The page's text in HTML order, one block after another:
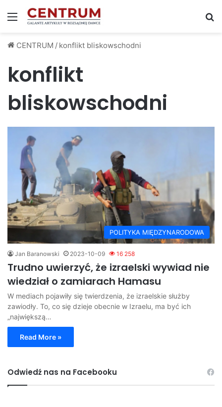
Menu
CENTRUM / konflikt bliskowschodni
konflikt
bliskowschodni
POLITYKA MIĘDZYNARODOWA
Jan Baranowski 2023-10-09 16 258
Trudno uwierzyć, że izraelski wywiad nie
wiedział o zamiarach Hamasu
W mediach pojawiły się twierdzenia, że izraelskie służby
zawiodły. To, co się dzieje obecnie w Izraelu, ma być ich
„największą…
Read More »
Odwiedź nas na Facebooku